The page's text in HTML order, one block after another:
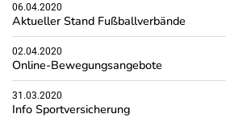
06.04.2020
Aktueller Stand Fußballverbände
02.04.2020
Online-Bewegungsangebote
31.03.2020
Info Sportversicherung